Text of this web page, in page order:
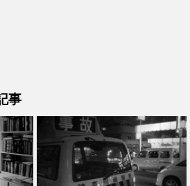
事